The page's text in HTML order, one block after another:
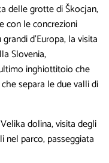
delle grotte di Škocjan,
con le concrezioni
d’Europa, la visita
Slovenia,
inghiottitoio che
separa le due valli di
dolina, visita degli
parco, passeggiata